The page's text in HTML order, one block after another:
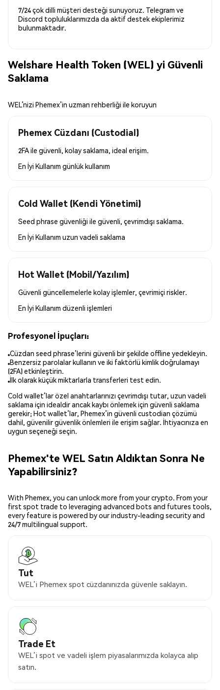
7/24 çok dilli müşteri desteği sunuyoruz. Telegram ve
Discord topluluklarımızda da aktif destek ekiplerimiz
bulunmaktadır.
Welshare Health Token (WEL) yi Güvenli
Saklama
WEL’nizi Phemex’in uzman rehberliği ile koruyun
Phemex Cüzdanı (Custodial)
2FA ile güvenli, kolay saklama, ideal erişim.
En İyi Kullanım günlük kullanım
Cold Wallet (Kendi Yönetimi)
Seed phrase güvenliği ile güvenli, çevrimdışı saklama.
En İyi Kullanım uzun vadeli saklama
Hot Wallet (Mobil/Yazılım)
Güvenli güncellemelerle kolay işlemler, çevrimiçi riskler.
En İyi Kullanım düzenli işlemleri
Profesyonel İpuçları:
Cüzdan seed phrase’lerini güvenli bir şekilde offline yedekleyin.
Benzersiz parolalar kullanın ve iki faktörlü kimlik doğrulamayı
(2FA) etkinleştirin.
İlk olarak küçük miktarlarla transferleri test edin.
Cold wallet’lar özel anahtarlarınızı çevrimdışı tutar, uzun vadeli
saklama için idealdir ancak kaybı önlemek için güvenli saklama
gerekir; Hot wallet’lar, Phemex’in güvenli custodian çözümü
dahil, güvenilir güvenlik önlemleri ile erişim sağlar. İhtiyacınıza en
uygun seçeneği seçin.
Phemex'te WEL Satın Aldıktan Sonra Ne
Yapabilirsiniz?
With Phemex, you can unlock more from your crypto. From your
first spot trade to leveraging advanced bots and futures tools,
every feature is powered by our industry-leading security and
24/7 multilingual support.
Tut
WEL’i Phemex spot cüzdanınızda güvenle saklayın.
Trade Et
WEL’i spot ve vadeli işlem piyasalarımızda kolayca alıp
satın.